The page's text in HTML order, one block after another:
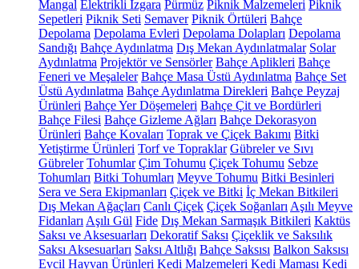
Mangal Elektrikli Izgara Pürmüz Piknik Malzemeleri Piknik
Sepetleri Piknik Seti Semaver Piknik Örtüleri Bahçe
Depolama Depolama Evleri Depolama Dolapları Depolama
Sandığı Bahçe Aydınlatma Dış Mekan Aydınlatmalar Solar
Aydınlatma Projektör ve Sensörler Bahçe Aplikleri Bahçe
Feneri ve Meşaleler Bahçe Masa Üstü Aydınlatma Bahçe Set
Üstü Aydınlatma Bahçe Aydınlatma Direkleri Bahçe Peyzaj
Ürünleri Bahçe Yer Döşemeleri Bahçe Çit ve Bordürleri
Bahçe Filesi Bahçe Gizleme Ağları Bahçe Dekorasyon
Ürünleri Bahçe Kovaları Toprak ve Çiçek Bakımı Bitki
Yetiştirme Ürünleri Torf ve Topraklar Gübreler ve Sıvı
Gübreler Tohumlar Çim Tohumu Çiçek Tohumu Sebze
Tohumları Bitki Tohumları Meyve Tohumu Bitki Besinleri
Sera ve Sera Ekipmanları Çiçek ve Bitki İç Mekan Bitkileri
Dış Mekan Ağaçları Canlı Çiçek Çiçek Soğanları Aşılı Meyve
Fidanları Aşılı Gül Fide Dış Mekan Sarmaşık Bitkileri Kaktüs
Saksı ve Aksesuarları Dekoratif Saksı Çiçeklik ve Saksılık
Saksı Aksesuarları Saksı Altlığı Bahçe Saksısı Balkon Saksısı
Evcil Hayvan Ürünleri Kedi Malzemeleri Kedi Maması Kedi